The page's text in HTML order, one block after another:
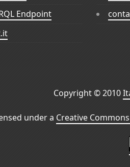
Endpoint
Copyright © 2010
under a Creative